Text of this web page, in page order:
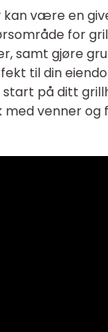
være en
for
samt gjøre
til din
på ditt
venner og